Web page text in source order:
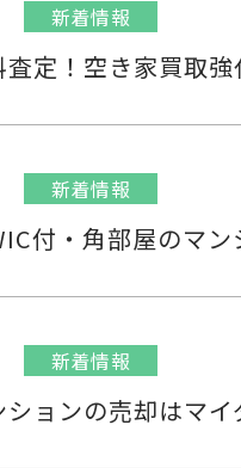
新着情報
定！空き家買取強
新着情報
付・角部屋のマン
新着情報
ションの売却はマ